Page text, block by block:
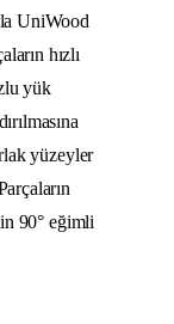
UniWood
hızlı
yük
yüzeyler
90° eğimli